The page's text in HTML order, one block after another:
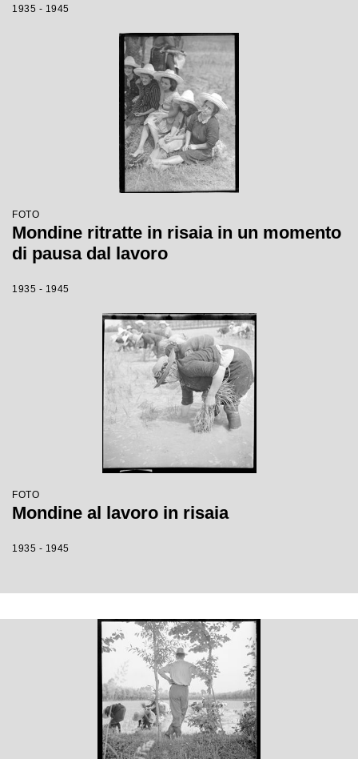
1935 - 1945
FOTO
Mondine ritratte in risaia in un momento
di pausa dal lavoro
1935 - 1945
FOTO
Mondine al lavoro in risaia
1935 - 1945